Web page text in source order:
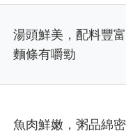
湯頭鮮美，配料豐富
麵條有嚼勁
魚肉鮮嫩，粥品綿密